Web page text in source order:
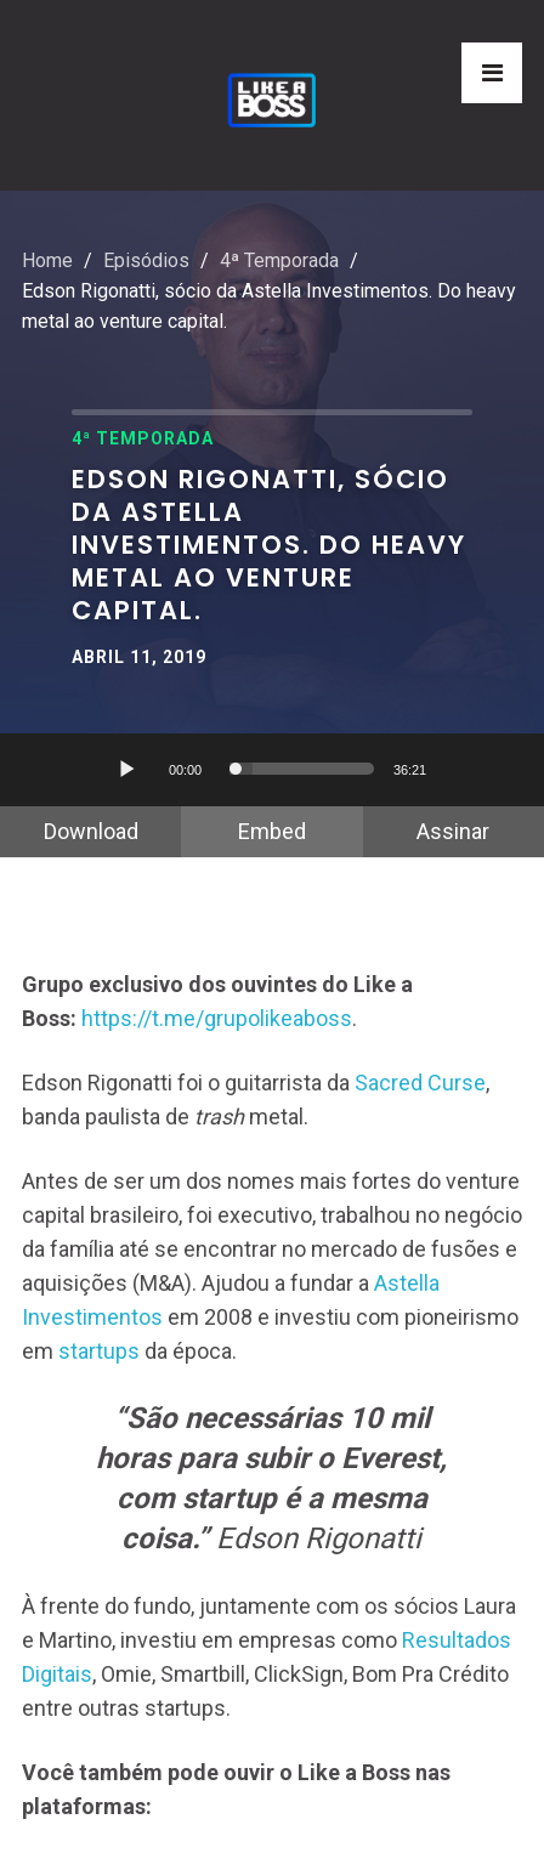
Home Episódios
4ª Temporada
Edson Rigonatti, sócio da Astella Investimentos. Do heavy
metal ao venture capital.
4ª TEMPORADA
EDSON RIGONATTI, SÓCIO
DA ASTELLA
INVESTIMENTOS. DO HEAVY
METAL AO VENTURE
CAPITAL.
ABRIL 11, 2019
Tocador
áudio
00:00 36:21
Download Embed Assinar
Grupo exclusivo dos ouvintes do Like a
Boss: https://t.me/grupolikeaboss.
Edson Rigonatti foi o guitarrista da Sacred Curse,
banda paulista de trashmetal.
Antes de ser um dos nomes mais fortes do venture
capital brasileiro, foi executivo, trabalhou no negócio
da família até se encontrar no mercado de fusões e
aquisições (M&A). Ajudou a fundar a Astella
Investimentos em 2008 e investiu com pioneirismo
em startups da época.
“São necessárias 10 mil
horas para subir o Everest,
com startup é a mesma
coisa.”Edson Rigonatti
À frente do fundo, juntamente com os sócios Laura
e Martino, investiu em empresas como Resultados
Digitais, Omie, Smartbill, ClickSign, Bom Pra Crédito
entre outras startups.
Você também pode ouvir o Like a Boss nas
plataformas: